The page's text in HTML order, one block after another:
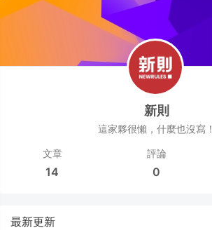
新則
這家夥很懶，什麼也沒寫！
文章
14
評論
0
最新更新